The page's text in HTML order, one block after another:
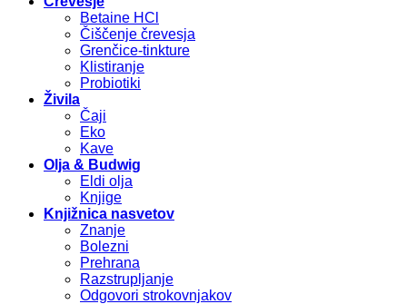
Betaine HCl
Čiščenje črevesja
Grenčice-tinkture
Klistiranje
Probiotiki
Živila
Čaji
Eko
Kave
Olja & Budwig
Eldi olja
Knjige
Knjižnica nasvetov
Znanje
Bolezni
Prehrana
Razstrupljanje
Odgovori strokovnjakov